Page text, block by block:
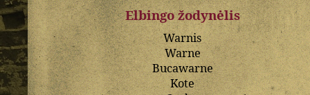
Elbingo žodynėlis
Warnis
Warne
Bucawarne
Kote